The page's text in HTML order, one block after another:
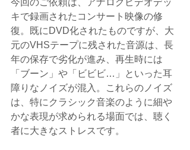
キで録画されたコンサート映像の修
復。既にDVD化されたものですが、大
元のVHSテープに残された音源は、長
年の保存で劣化が進み、再生時には
「ブーン」や「ビビビ…」といった耳
障りなノイズが混入。これらのノイズ
は、特にクラシック音楽のように細や
かな表現が求められる場面では、聴く
者に大きなストレスです。